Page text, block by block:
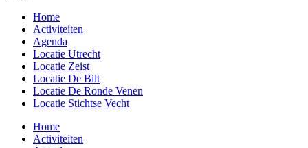
Home
Activiteiten
Agenda
Locatie Utrecht
Locatie Zeist
Locatie De Bilt
Locatie De Ronde Venen
Locatie Stichtse Vecht
Home
Activiteiten